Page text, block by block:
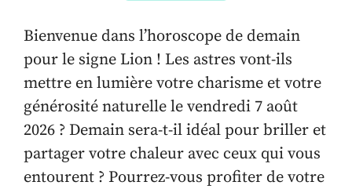
Bienvenue dans l’horoscope de demain
pour le signe Lion ! Les astres vont-ils
mettre en lumière votre charisme et votre
générosité naturelle le vendredi 7 août
2026 ? Demain sera-t-il idéal pour briller et
partager votre chaleur avec ceux qui vous
entourent ? Pourrez-vous profiter de votre